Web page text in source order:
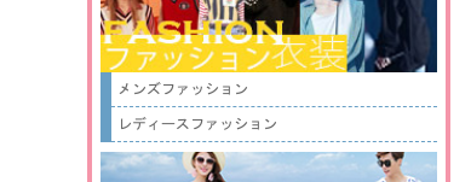
メンズファッション
レディースファッション